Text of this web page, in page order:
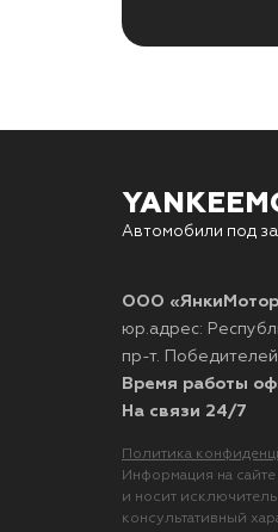
Автомобили под
ООО
юр.адрес:
пр-т.
Время работы
На связи 24/7
Политика
Информация на
и носит
консультативный